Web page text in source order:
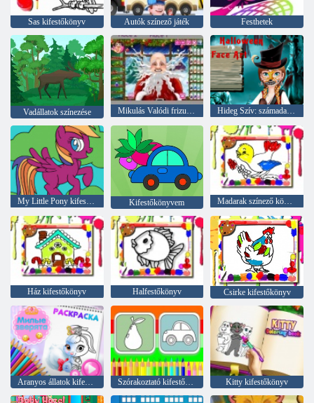
Sas kifestőkönyv Autók színező játék Festhetek
Vadállatok színezése Mikulás Valódi frizurák Hideg Szív: számadatokat Anna arcán a Halloween
My Little Pony kifestőkönyv Kifestőkönyvem Madarak színező könyv
Ház kifestőkönyv Halfestőkönyv Csirke kifestőkönyv
Aranyos állatok kifestőkönyv Szórakoztató kifestőkönyv Kitty kifestőkönyv